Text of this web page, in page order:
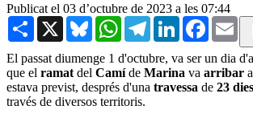
Publicat el 03 d’octubre de 2023 a les 07:44
Share X BlueskyWhatsAppTelegramLinkedInFacebook
El passat diumenge 1 d'octubre, va ser un dia
que el ramat del Camíde Marina va arribar
estava previst, després d'una travessa de 23 dies
través de diversos territoris.